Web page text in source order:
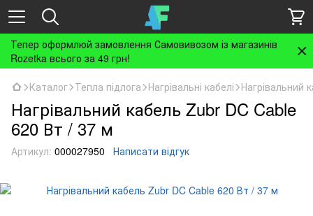
Тепер оформлюй замовлення Самовивозом із магазинів
Rozetka всього за 49 грн!
Каталог Тепла підлога Нагрівальні кабелі Нагрівальний
Нагрівальний кабель Zubr DC Cable
620 Вт / 37 м
Артикул: 000027950 Написати відгук